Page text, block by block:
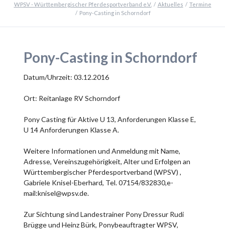
WPSV - Württembergischer Pferdesportverband e.V. Aktuelles
Termine
Pony-Casting in Schorndorf
Pony-Casting in Schorndorf
Datum/Uhrzeit: 03.12.2016
Ort: Reitanlage RV Schorndorf
Pony Casting für Aktive U 13, Anforderungen Klasse E,
U 14 Anforderungen Klasse A.
Weitere Informationen und Anmeldung mit Name,
Adresse, Vereinszugehörigkeit, Alter und Erfolgen an
Württembergischer Pferdesportverband (WPSV) ,
Gabriele Knisel-Eberhard, Tel. 07154/832830,e-
mail:knisel@wpsv.de.
Zur Sichtung sind Landestrainer Pony Dressur Rudi
Brügge und Heinz Bürk, Ponybeauftragter WPSV,